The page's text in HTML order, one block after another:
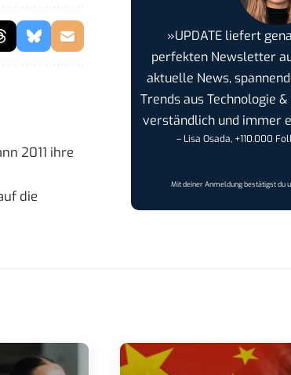
2011 ihre
die
»UPDATE liefert
perfekten Newsletter
aktuelle News,
Trends aus Technologie
verständlich und immer
– Lisa Osada, +110.000
Mit deiner Anmeldung bestätigst du